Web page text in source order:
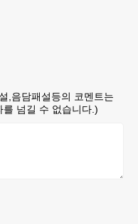
,음담패설등의 코멘트는
를 넘길 수 없습니다.)